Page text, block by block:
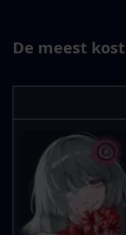
De meest